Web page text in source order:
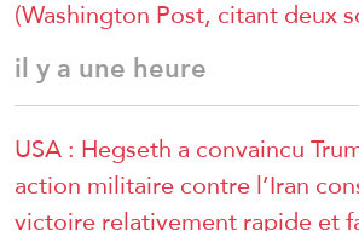
(Washington Post, citant deux
il y a une heure
USA : Hegseth a convaincu
action militaire contre l’Iran
victoire relativement rapide et